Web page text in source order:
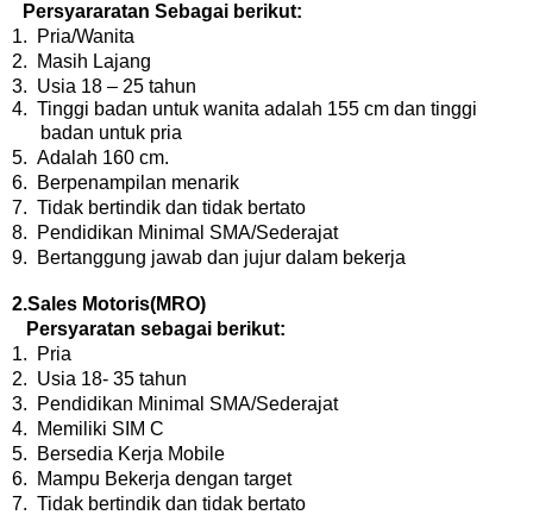
Persyararatan Sebagai berikut:
1.
Pria/Wanita
2.
Masih Lajang
3. Usia 18 – 25 tahun
4. Tinggi badan untuk wanita adalah 155 cm dan tinggi
badan untuk pria
5. Adalah 160 cm.
6.
Berpenampilan menarik
7. Tidak bertindik dan tidak bertato
8.
Pendidikan Minimal SMA/Sederajat
9.
Bertanggung jawab dan jujur dalam bekerja
2.Sales Motoris(MRO)
Persyaratan sebagai berikut:
1.
Pria
2. Usia 18- 35 tahun
3.
Pendidikan Minimal SMA/Sederajat
4.
Memiliki SIM C
5.
Bersedia Kerja Mobile
6.
Mampu Bekerja dengan target
7. Tidak bertindik dan tidak bertato